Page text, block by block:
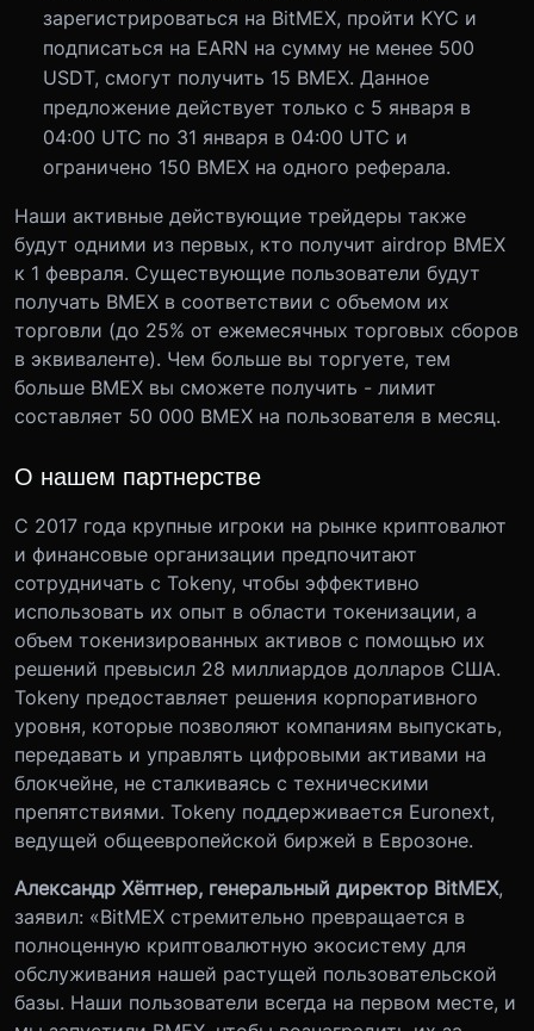
зарегистрироваться на BitMEX, пройти KYC и
подписаться на EARN на сумму не менее 500
USDT, смогут получить 15 BMEX. Данное
предложение действует только с 5 января в
04:00 UTC по 31 января в 04:00 UTC и
ограничено 150 BMEX на одного реферала.
Наши активные действующие трейдеры также
будут одними из первых, кто получит airdrop BMEX
к 1 февраля. Существующие пользователи будут
получать BMEX в соответствии с объемом их
торговли (до 25% от ежемесячных торговых сборов
в эквиваленте). Чем больше вы торгуете, тем
больше BMEX вы сможете получить - лимит
составляет 50 000 BMEX на пользователя в месяц.
О нашем партнерстве
С 2017 года крупные игроки на рынке криптовалют
и финансовые организации предпочитают
сотрудничать с Tokeny, чтобы эффективно
использовать их опыт в области токенизации, а
объем токенизированных активов с помощью их
решений превысил 28 миллиардов долларов США.
Tokeny предоставляет решения корпоративного
уровня, которые позволяют компаниям выпускать,
передавать и управлять цифровыми активами на
блокчейне, не сталкиваясь с техническими
препятствиями. Tokeny поддерживается Euronext,
ведущей общеевропейской биржей в Еврозоне.
Александр Хёптнер, генеральный директор BitMEX,
заявил: «BitMEX стремительно превращается в
полноценную криптовалютную экосистему для
обслуживания нашей растущей пользовательской
базы. Наши пользователи всегда на первом месте, и